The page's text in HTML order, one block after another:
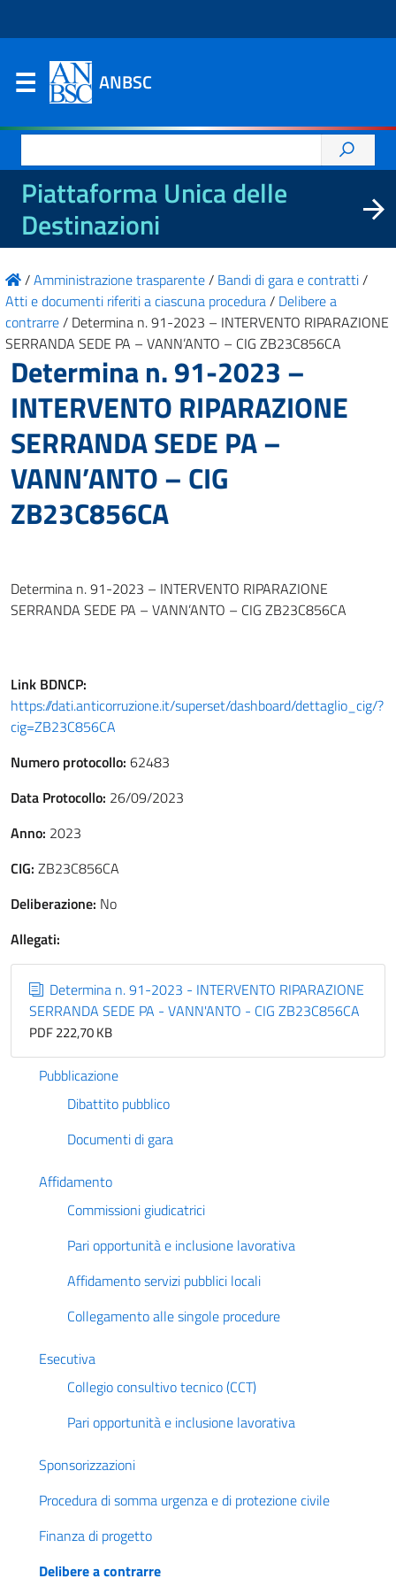
ANBSC
per:
Piattaforma Unica delle
Destinazioni
/Amministrazione trasparente/ Bandi di gara e contratti/
Atti e documenti riferiti a ciascuna procedura/ Delibere a
contrarre/ Determina n. 91-2023 – INTERVENTO RIPARAZIONE
SERRANDA SEDE PA – VANN’ANTO – CIG ZB23C856CA
Determina n. 91-2023 –
INTERVENTO RIPARAZIONE
SERRANDA SEDE PA –
VANN’ANTO – CIG
ZB23C856CA
Determina n. 91-2023 – INTERVENTO RIPARAZIONE
SERRANDA SEDE PA – VANN’ANTO – CIG ZB23C856CA
Link BDNCP:
https://dati.anticorruzione.it/superset/dashboard/dettaglio_cig/?
cig=ZB23C856CA
Numero protocollo: 62483
Data Protocollo: 26/09/2023
Anno: 2023
CIG: ZB23C856CA
Deliberazione: No
Allegati:
Determina n. 91-2023 - INTERVENTO RIPARAZIONE
SERRANDA SEDE PA - VANN'ANTO - CIG ZB23C856CA
PDF 222,70 KB
Pubblicazione
Dibattito pubblico
Documenti di gara
Affidamento
Commissioni giudicatrici
Pari opportunità e inclusione lavorativa
Affidamento servizi pubblici locali
Collegamento alle singole procedure
Esecutiva
Collegio consultivo tecnico (CCT)
Pari opportunità e inclusione lavorativa
Sponsorizzazioni
Procedura di somma urgenza e di protezione civile
Finanza di progetto
Delibere a contrarre